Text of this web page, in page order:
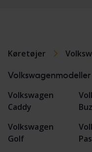
Køretøjer
Volkswagenmodeller
Volkswagen
Caddy
Volkswagen
Golf